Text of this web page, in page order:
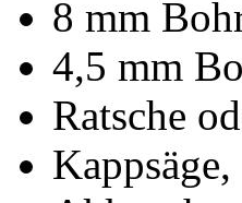
8 mm
4,5 mm
Ratsche
Kappsäge,